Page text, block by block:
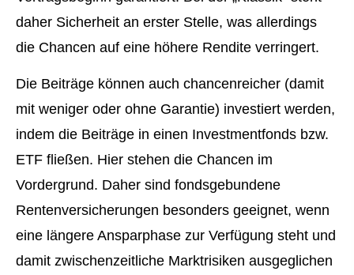
daher Sicherheit an erster Stelle, was allerdings
die Chancen auf eine höhere Rendite verringert.
Die Beiträge können auch chancenreicher (damit
mit weniger oder ohne Garantie) investiert werden,
indem die Beiträge in einen Investmentfonds bzw.
ETF fließen. Hier stehen die Chancen im
Vordergrund. Daher sind fondsgebundene
Rentenversicherungen besonders geeignet, wenn
eine längere Ansparphase zur Verfügung steht und
damit zwischenzeitliche Marktrisiken ausgeglichen